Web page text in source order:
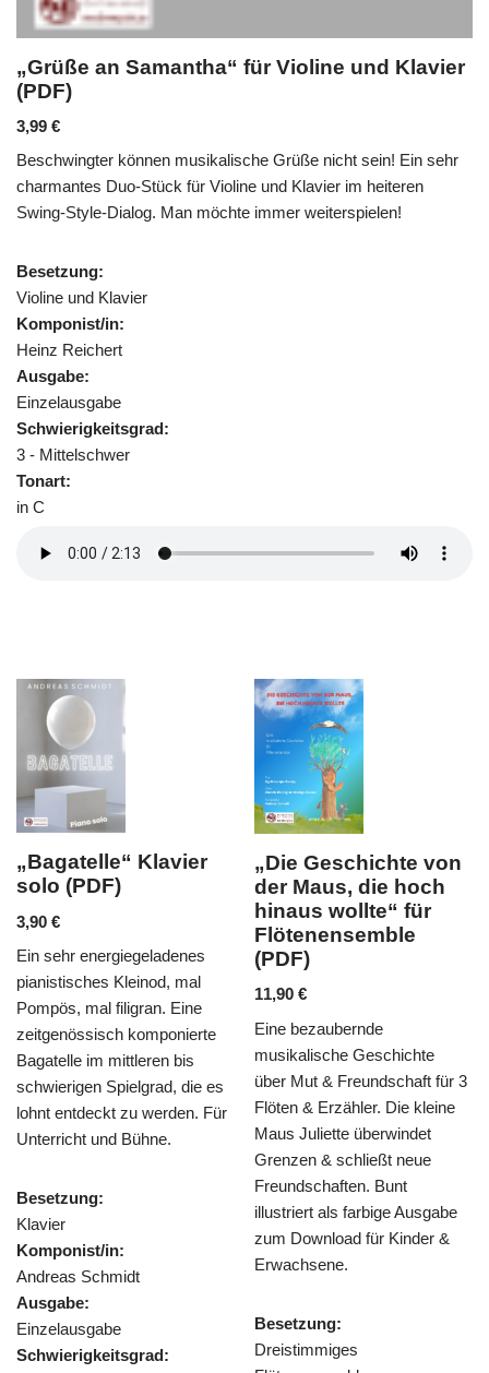
„Grüße an Samantha“ für Violine und Klavier
(PDF)
3,99 €
Beschwingter können musikalische Grüße nicht sein! Ein sehr
charmantes Duo-Stück für Violine und Klavier im heiteren
Swing-Style-Dialog. Man möchte immer weiterspielen!
Besetzung:
Violine und Klavier
Komponist/in:
Heinz Reichert
Ausgabe:
Einzelausgabe
Schwierigkeitsgrad:
3 - Mittelschwer
Tonart:
in C
Klavier
(PDF)
€
sehr energiegeladenes
Kleinod, mal
mal filigran. Eine
komponierte
im mittleren bis
Spielgrad, die es
entdeckt zu werden. Für
und Bühne.
in:
Schmidt
„Die Geschichte von
der Maus, die hoch
hinaus wollte“ für
Flötenensemble
(PDF)
11,90€
Eine bezaubernde
musikalische Geschichte
über Mut & Freundschaft für 3
Flöten & Erzähler. Die kleine
Maus Juliette überwindet
Grenzen & schließt neue
Freundschaften. Bunt
illustriert als farbige Ausgabe
zum Download für Kinder &
Erwachsene.
Besetzung:
Dreistimmiges